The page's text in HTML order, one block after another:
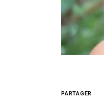
PARTAGER